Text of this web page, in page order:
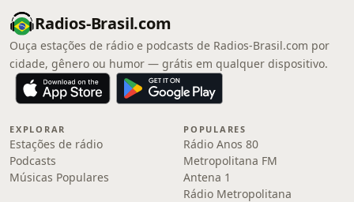
Radios-Brasil.com
Ouça estações de rádio e podcasts de Radios-Brasil.com por
cidade, gênero ou humor — grátis em qualquer dispositivo.
EXPLORAR
Estações de rádio
Podcasts
Músicas Populares
POPULARES
Rádio Anos 80
Metropolitana FM
Antena 1
Rádio Metropolitana